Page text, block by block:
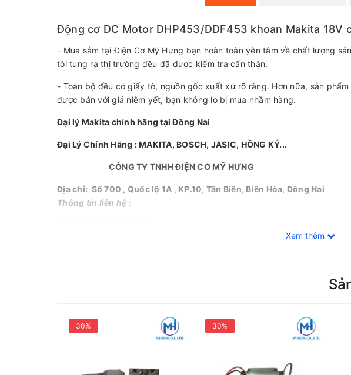
Động cơ DC Motor DHP453/DDF453 khoan Makita 18V
- Mua sắm tại Điện Cơ Mỹ Hưng bạn hoàn toàn yên tâm về chất lượng
tôi tung ra thị trường đều đã được kiểm tra cẩn thận.
- Toàn bộ đều có giấy tờ, nguồn gốc xuất xứ rõ ràng. Hơn nữa, sản
được bán với giá niêm yết, bạn không lo bị mua nhầm hàng.
Đại lý Makita chính hãng tại Đồng Nai
Đại Lý Chính Hãng : MAKITA, BOSCH, JASIC, HỒNG KÝ...
CÔNG TY TNHH ĐIỆN CƠ MỸ HƯNG
Địa chỉ: Số 700 , Quốc lộ 1A , KP.10, Tân Biên, Biên Hòa, Đồng Nai
Thông tin liên hệ :
Gmail:diencodongnai@gmail.com
Xem thêm
30% 30%